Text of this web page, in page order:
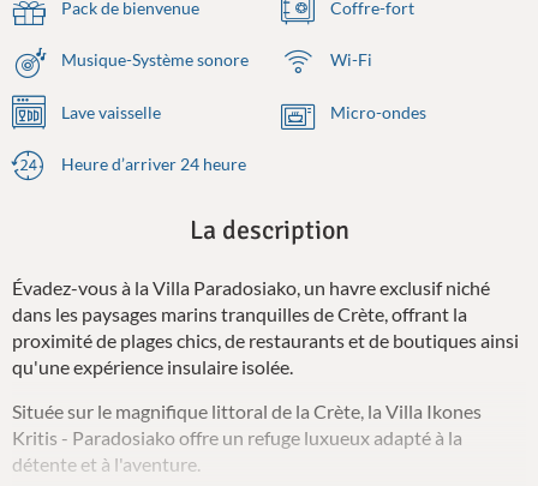
Pack de bienvenue Coffre-fort
Musique-Système sonore Wi-Fi
Lave vaisselle Micro-ondes
Heure d’arriver 24 heure
La description
Évadez-vous à la Villa Paradosiako, un havre exclusif niché
dans les paysages marins tranquilles de Crète, offrant la
proximité de plages chics, de restaurants et de boutiques ainsi
qu'une expérience insulaire isolée.
Située sur le magnifique littoral de la Crète, la Villa Ikones
Kritis - Paradosiako offre un refuge luxueux adapté à la
détente et à l'aventure.